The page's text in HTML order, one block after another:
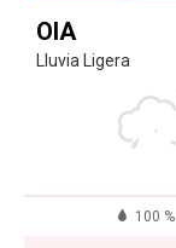
OIA
Lluvia Ligera
100 %